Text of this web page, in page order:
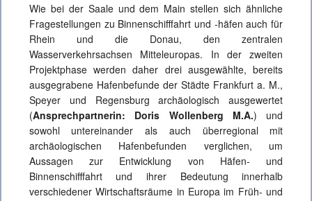
Wie bei der Saale und dem Main stellen sich ähnliche
Fragestellungen zu Binnenschifffahrt und ‑häfen auch für
Rhein und die Donau, den zentralen
Wasserverkehrsachsen Mitteleuropas. In der zweiten
Projektphase werden daher drei ausgewählte, bereits
ausgegrabene Hafenbefunde der Städte Frankfurt a. M.,
Speyer und Regensburg archäologisch ausgewertet
(Ansprechpartnerin: Doris Wollenberg M.A.) und
sowohl untereinander als auch überregional mit
archäologischen Hafenbefunden verglichen, um
Aussagen zur Entwicklung von Häfen- und
Binnenschifffahrt und ihrer Bedeutung innerhalb
verschiedener Wirtschaftsräume in Europa im Früh- und